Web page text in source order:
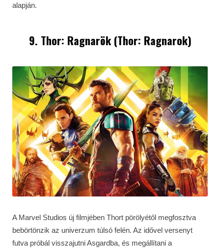
alapján.
9. Thor: Ragnarök (Thor: Ragnarok)
A Marvel Studios új filmjében Thort pörölyétől megfosztva
bebörtönzik az univerzum túlsó felén. Az idővel versenyt
futva próbál visszajutni Asgardba, és megállítani a